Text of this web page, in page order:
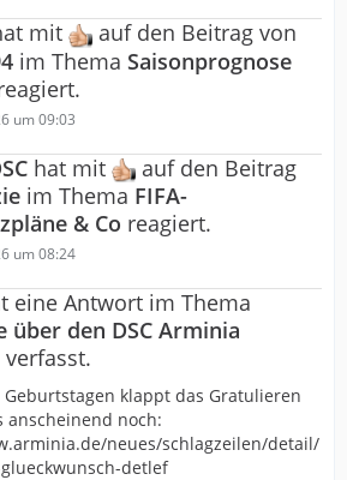
mit
auf den Beitrag von
im Thema Saisonprognose
um 09:03
hat mit
auf den Beitrag
im Thema FIFA-
& Co reagiert.
um 08:24
eine Antwort im Thema
über den DSC Arminia
verfasst.
klappt das Gratulieren
anscheinend noch:
neues/schlagzeilen/detail/
detlef